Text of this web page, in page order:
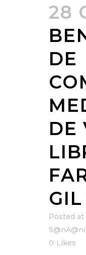
28
DE
DE
Posted at
0 Likes